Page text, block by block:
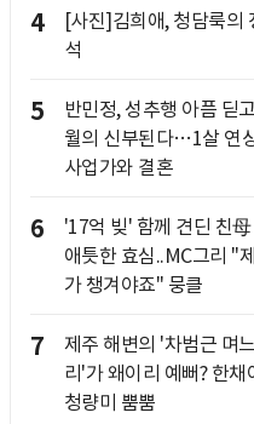
4
[사진]김희애, 청담룩의
석
5
반민정, 성추행 아픔 딛
월의 신부된다…1살 연
사업가와 결혼
6
'17억 빚' 함께 견딘 친母
애틋한 효심..MC그리 "제
가 챙겨야죠" 뭉클
7
제주 해변의 '차범근 며느
리'가 왜이리 예뻐? 한채
청량미 뿜뿜